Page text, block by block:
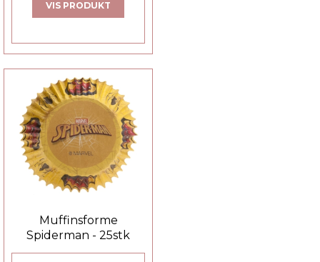
VIS PRODUKT
Muffinsforme
Spiderman - 25stk